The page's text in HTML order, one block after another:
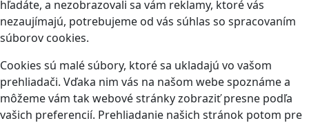
hľadáte, a nezobrazovali sa vám reklamy, ktoré vás
nezaujímajú, potrebujeme od vás súhlas so spracovaním
súborov cookies.
Cookies sú malé súbory, ktoré sa ukladajú vo vašom
prehliadači. Vďaka nim vás na našom webe spoznáme a
môžeme vám tak webové stránky zobraziť presne podľa
vašich preferencií. Prehliadanie našich stránok potom pre